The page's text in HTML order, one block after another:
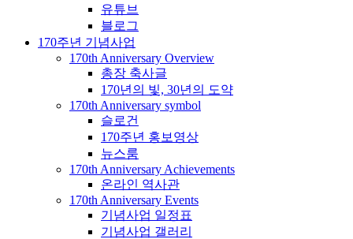
유튜브
블로그
170주년 기념사업
170th Anniversary Overview
총장 축사글
170년의 빛, 30년의 도약
170th Anniversary symbol
슬로건
170주년 홍보영상
뉴스룸
170th Anniversary Achievements
온라인 역사관
170th Anniversary Events
기념사업 일정표
기념사업 갤러리